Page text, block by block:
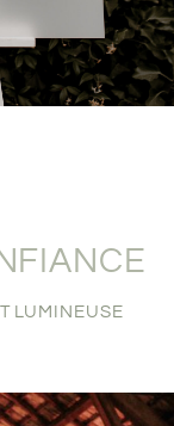
LUMINEUSE